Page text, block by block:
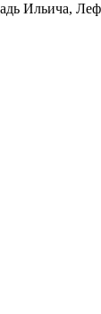
Ильича,